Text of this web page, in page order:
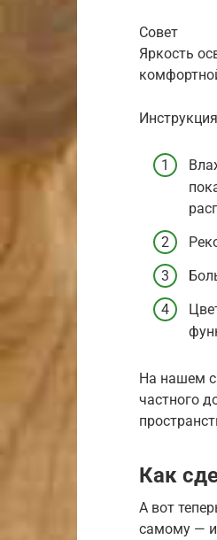
Совет
Яркость
На нашем
частного
Как
А вот
самому — и